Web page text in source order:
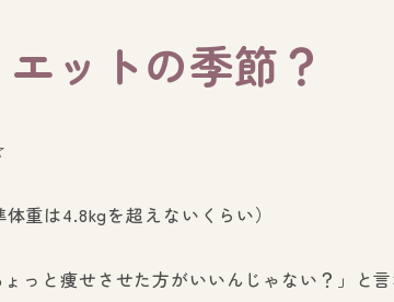
ットの季節？
重は4.8kgを超えないくらい）
っと痩せさせた方がいいんじゃない？」と